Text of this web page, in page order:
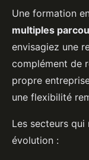
Une formation
multiples
envisagiez une
complément de
propre
une flexibilité
Les secteurs
évolution :